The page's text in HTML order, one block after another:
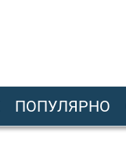
ПОПУЛЯРНО